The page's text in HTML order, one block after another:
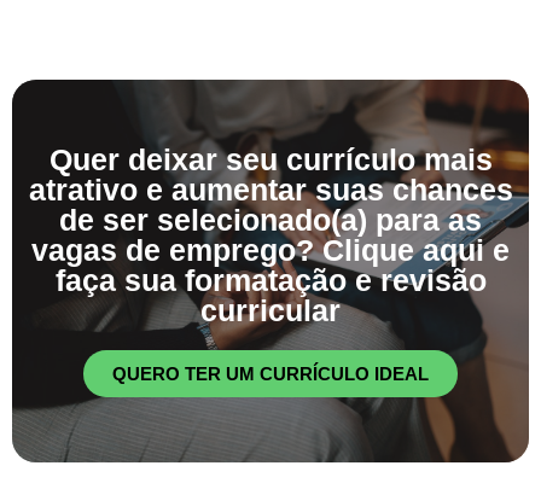
Quer deixar seu currículo mais
atrativo e aumentar suas chances
de ser selecionado(a) para as
vagas de emprego? Clique aqui e
faça sua formatação e revisão
curricular
QUERO TER UM CURRÍCULO IDEAL